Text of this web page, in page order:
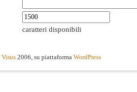
caratteri disponibili
Visus 2006, su piattaforma WordPress